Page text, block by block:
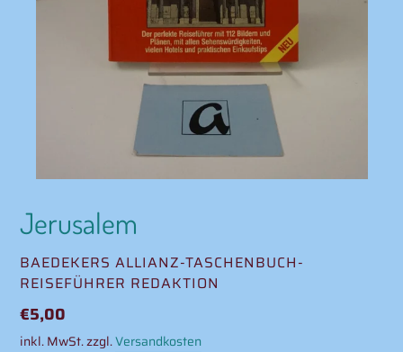
Jerusalem
VERKÄUFER
BAEDEKERS ALLIANZ-TASCHENBUCH-
REISEFÜHRER REDAKTION
Normaler
Preis
€5,00
inkl. MwSt. zzgl.Versandkosten